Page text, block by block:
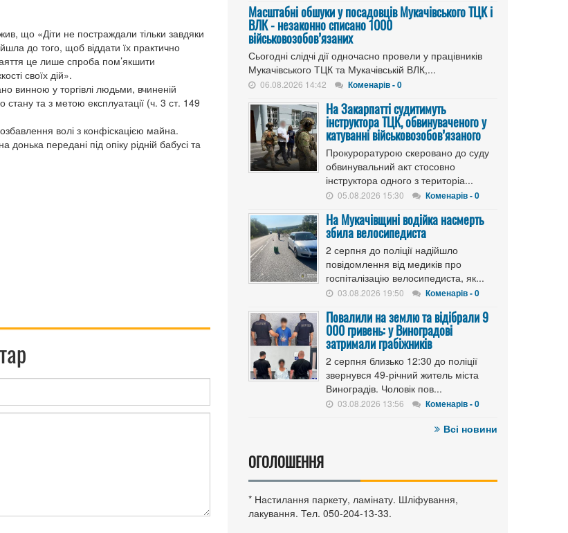
що «Діти не постраждали тільки завдяки
до того, щоб віддати їх практично
це лише спроба пом’якшити
своїх дій».
винною у торгівлі людьми, вчиненій
стану та з метою експлуатації (ч. 3 ст. 149
волі з конфіскацією майна.
передані під опіку рідній бабусі та
Масштабні обшуки у посадовців Мукачівського ТЦК і
ВЛК - незаконно списано 1000
військовозобов’язаних
Сьогодні слідчі дії одночасно провели у працівників
Мукачівського ТЦК та Мукачівській ВЛК,...
06.08.2026 14:42 Коменарів - 0
На Закарпатті судитимуть
інструктора ТЦК, обвинуваченого у
катуванні військовозобов’язаного
Прокуроратурою скеровано до суду
обвинувальний акт стосовно
інструктора одного з територіа...
05.08.2026 15:30 Коменарів - 0
На Мукачівщині водійка насмерть
збила велосипедиста
2 серпня до поліції надійшло
повідомлення від медиків про
госпіталізацію велосипедиста, як...
03.08.2026 19:50 Коменарів - 0
Повалили на землю та відібрали 9
000 гривень: у Виноградові
затримали грабіжників
2 серпня близько 12:30 до поліції
звернувся 49-річний житель міста
Виноградів. Чоловік пов...
03.08.2026 13:56 Коменарів - 0
Всі новини
ОГОЛОШЕННЯ
* Настилання паркету, ламінату. Шліфування,
лакування. Тел. 050-204-13-33.